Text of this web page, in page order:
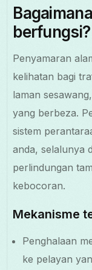
berfungsi?
Penyamaran
kelihatan bagi
laman
yang berbeza.
sistem
anda, selalunya
perlindungan
kebocoran.
Mekanisme
Penghalaan
ke pelayan